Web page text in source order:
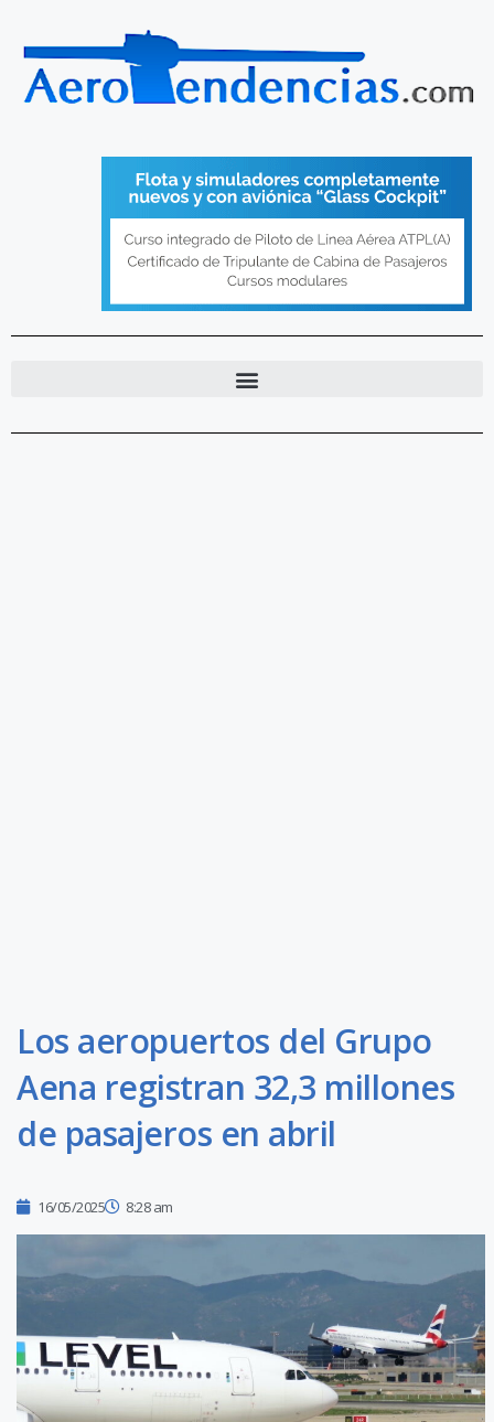
Los aeropuertos del Grupo
Aena registran 32,3 millones
de pasajeros en abril
16/05/2025 8:28 am